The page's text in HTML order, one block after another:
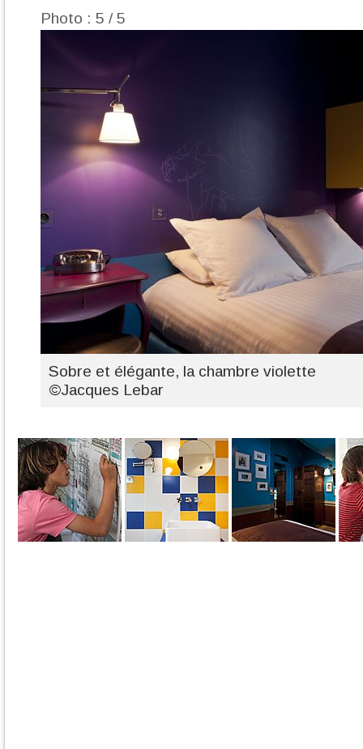
Photo : 5 / 5
Sobre et élégante, la chambre violette
©Jacques Lebar